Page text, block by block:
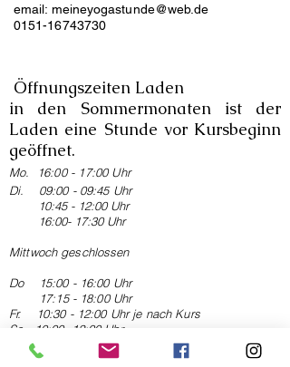
email: meineyogastunde@web.de
0151-16743730
Öffnungszeiten Laden
in den Sommermonaten ist der
Laden eine Stunde vor Kursbeginn
geöffnet.
Mo. 16:00 - 17:00 Uhr
Di. 09:00 - 09:45 Uhr
10:45 - 12:00 Uhr
16:00- 17:30 Uhr
Mittwoch geschlossen
Do 15:00 - 16:00 Uhr
17:15- 18:00 Uhr
Fr. 10:30 - 12:00 Uhr je nach Kurs
Sa. 10:00- 12:00 Uhr